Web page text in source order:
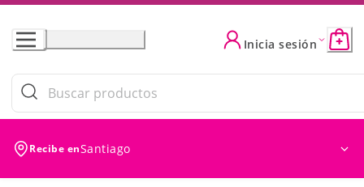
Skip
Content
Inicia sesión
Recibe enSantiago